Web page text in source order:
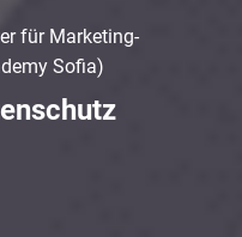
für Marketing-
Sofia)